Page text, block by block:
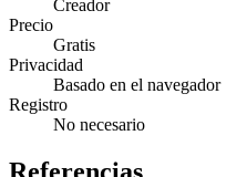
Creador
Precio
Gratis
Privacidad
Basado en el navegador
Registro
No necesario
Referencias